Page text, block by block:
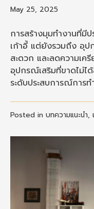
May 25, 2025
การสร้างมุมทำงานที่มีป
เก้าอี้ แต่ยังรวมถึง อุป
สะดวก และลดความเค
อุปกรณ์เสริมที่ขาดไม่ไ
ระดับประสบการณ์การ
Posted in บทความแนะนำ,